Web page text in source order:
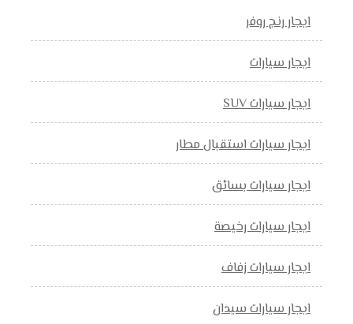
ايجار رنج روفر
ايجار سيارات
ايجار سيارات SUV
ايجار سيارات استقبال مطار
ايجار سيارات بسائق
ايجار سيارات رخيصة
ايجار سيارات زفاف
ايجار سيارات سيدان